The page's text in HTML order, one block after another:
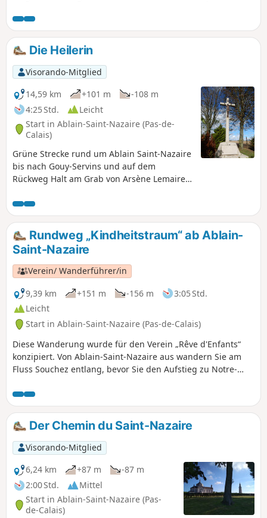
Lorette errichtet, die heute mit dem Anneau de la Mémoire
(Ring der Erinnerung) zu einer Gedenkstätte geworden ist.
Die Heilerin
Visorando-Mitglied
14,59 km
+101 m
-108 m
4:25 Std.
Leicht
Start in Ablain-Saint-Nazaire (Pas-de-
Calais)
Grüne Strecke rund um Ablain Saint-Nazaire
bis nach Gouy-Servins und auf dem
Rückweg Halt am Grab von Arsène Lemaire
Rundweg „Kindheitstraum“ ab Ablain-
Saint-Nazaire
Verein/ Wanderführer/in
9,39 km
+151 m -156 m
3:05 Std.
Leicht
Start in Ablain-Saint-Nazaire (Pas-de-Calais)
Diese Wanderung wurde für den Verein „Rêve d'Enfants“
konzipiert. Von Ablain-Saint-Nazaire aus wandern Sie am
Fluss Souchez entlang, bevor Sie den Aufstieg zu Notre-
Noulette und anschließend den Aufstieg der Route du Roi
d'Angleterre machen. Danach passieren Sie den Anneau de
la Mémoire, bevor Sie entlang der Souchez wieder hinunter
nach Ablain wandern.
Der Chemin du Saint-Nazaire
Visorando-Mitglied
6,24 km
+87 m
-87 m
2:00 Std.
Mittel
Start in Ablain-Saint-Nazaire (Pas-
de-Calais)